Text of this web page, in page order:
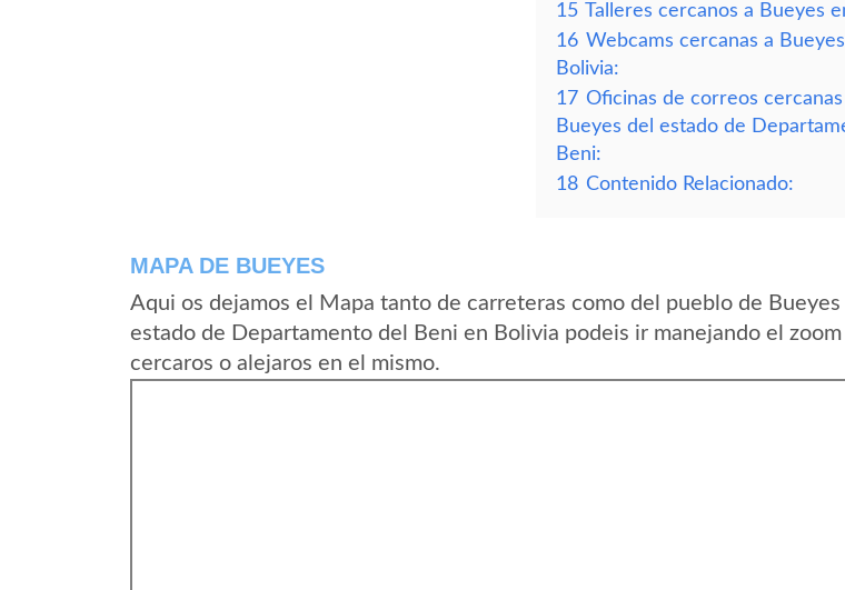
15 Talleres cercanos a Bueyes
16 Webcams cercanas a
Bolivia:
17 Oficinas de correos cercanas
Bueyes del estado de
Beni:
18 Contenido Relacionado:
MAPA DE BUEYES
Aqui os dejamos el Mapa tanto de carreteras como del pueblo de Bueyes
estado de Departamento del Beni en Bolivia podeis ir manejando el zoom
cercaros o alejaros en el mismo.